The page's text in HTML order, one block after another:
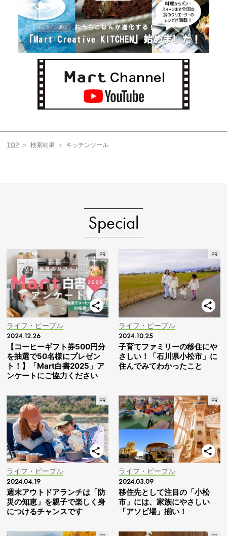
TOP 検索結果 キッチンツール
Special
ライフ・ピープル
2024.12.26
【コーヒーギフト券500円分
を抽選で50名様にプレゼン
ト！】「Mart白書2025」ア
ンケートにご協力ください
ライフ・ピープル
2024.10.25
子育てファミリーの移住にや
さしい！「石川県小松市」に
住んでみてわかったこと
ライフ・ピープル
2024.04.19
週末アウトドアランチは「防
災の知恵」を親子で楽しく身
につけるチャンスです
ライフ・ピープル
2024.03.09
移住先として注目の「小松
市」には、家族にやさしい
「アソビ場」揃い！